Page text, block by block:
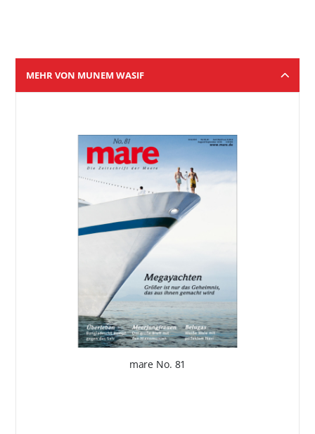
MEHR VON MUNEM WASIF
mare No. 81